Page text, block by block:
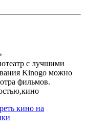
с лучшими
Kinogo можно
фильмов.
кино на